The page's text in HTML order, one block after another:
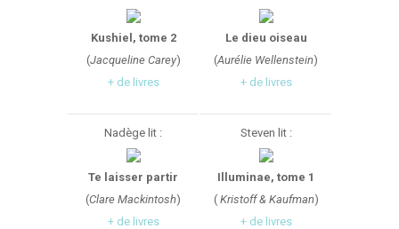
Kushiel, tome 2
(Jacqueline Carey)
+ de livres
Le dieu oiseau
(Aurélie Wellenstein)
+ de livres
Nadège lit :
Te laisser partir
(Clare Mackintosh)
+ de livres
Steven lit :
Illuminae, tome 1
(Kristoff & Kaufman)
+ de livres